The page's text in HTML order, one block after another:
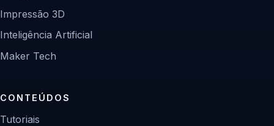
Impressão 3D
Inteligência Artificial
Maker Tech
CONTEÚDOS
Tutoriais